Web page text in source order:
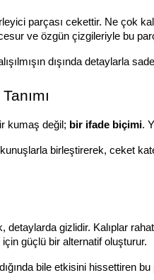
parçası cekettir. Ne çok
ve özgün çizgileriyle bu
dışında detaylarla
kumaş değil; bir ifade biçimi.
birleştirerek, ceket
detaylarda gizlidir. Kalıplar
için güçlü bir alternatif oluşturur.
bile etkisini hissettiren